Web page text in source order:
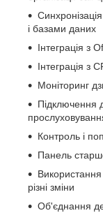
і базами даних
Інтеграція з
Інтеграція з
Моніторинг
Підключення
Контроль і
Панель
різні зміни
Об'єднання